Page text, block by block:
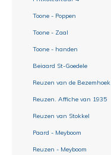
Toone - Poppen
Toone - Zaal
Toone - handen
Beiaard St-Goedele
Reuzen van de Bezemhoek
Reuzen. Affiche van 1935
Reuzen van Stokkel
Paard - Meyboom
Reuzen - Meyboom